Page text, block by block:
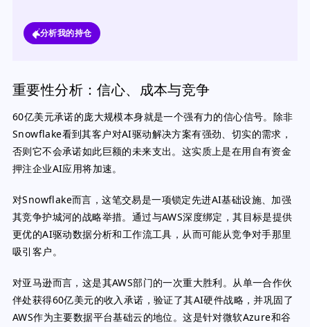
分析我的持仓
重要性分析：信心、成本与竞争
60亿美元承诺的庞大规模本身就是一个强有力的信心信号。除非
Snowflake看到其客户对AI驱动解决方案有强劲、切实的需求，
否则它不会承诺如此巨额的未来支出。这实质上是在用自有资金
押注企业AI应用将加速。
对Snowflake而言，这笔交易是一项锁定先进AI基础设施、加强
其竞争护城河的战略举措。通过与AWS深度绑定，其目标是提供
更优的AI驱动数据分析和工作流工具，从而可能从竞争对手那里
吸引客户。
对亚马逊而言，这是其AWS部门的一次重大胜利。从单一合作伙
伴处获得60亿美元的收入承诺，验证了其AI硬件战略，并巩固了
AWS作为主要数据平台基础云的地位。这是针对微软Azure和谷